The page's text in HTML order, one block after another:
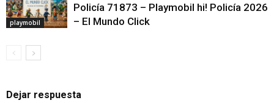
playmobil
Policía 71873 – Playmobil hi! Policía 2026
– El Mundo Click
Dejar respuesta